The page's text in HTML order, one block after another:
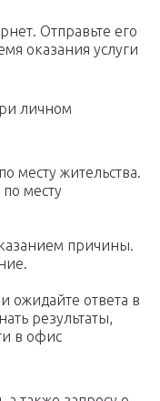
Отправьте его
оказания услуги
личном
месту жительства.
месту
причины.
ожидайте ответа в
результаты,
в офис